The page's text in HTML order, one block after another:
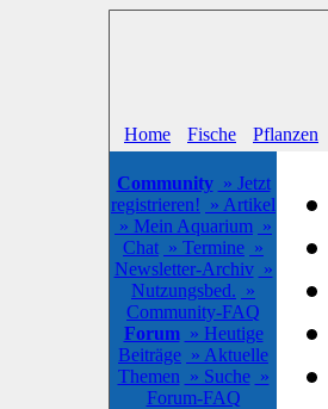
Home Fische Pflanzen
Community » Jetzt
registrieren! » Artikel
» Mein Aquarium »
Chat » Termine »
Newsletter-Archiv »
Nutzungsbed. »
Community-FAQ
Forum » Heutige
Beiträge » Aktuelle
Themen » Suche »
Forum-FAQ